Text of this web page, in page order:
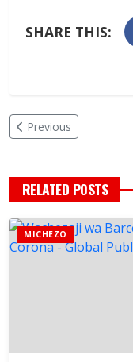
SHARE THIS:
Previous
RELATED POSTS
MICHEZO